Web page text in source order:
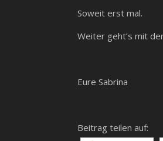
Soweit erst mal.
Weiter geht’s mit
Eure Sabrina
Beitrag teilen auf: